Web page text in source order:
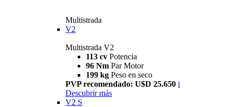
Multistrada
V2
Multistrada V2
113 cv Potencia
96 Nm Par Motor
199 kg Peso en seco
PVP recomendado: U$D 25.650 i
Descubrir más
V2 S